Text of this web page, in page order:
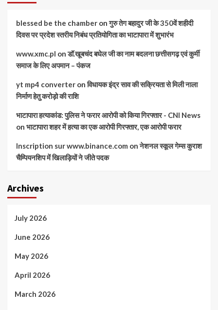
blessed be the chamber onगुरु तेग बहादुर जी के 350वें शहीदी
दिवस पर प्रदेश स्तरीय निबंध प्रतियोगिता का भाटापारा में शुभारंभ
www.xmc.pl onडॉ.खूबचंद बघेल जी का नाम बदलना छत्तीसगढ़ एवं कुर्मी
समाज के लिए अपमान – पंकज
yt mp4 converter onविधायक इंद्र साव की सक्रियता से मिली नाला
निर्माण हेतु करोड़ो की राशि
भाटापारा हत्याकांड: पुलिस ने फरार आरोपी को किया गिरफ्तार - CNI News
on भाटापारा शहर में हत्या का एक आरोपी गिरफ्तार, एक आरोपी फरार
Inscription sur www.binance.com onनेशनल स्कूल गेम्स कुराश
चैम्पियनशिप में खिलाड़ियों ने जीते पदक
Archives
July 2026
June 2026
May 2026
April 2026
March 2026